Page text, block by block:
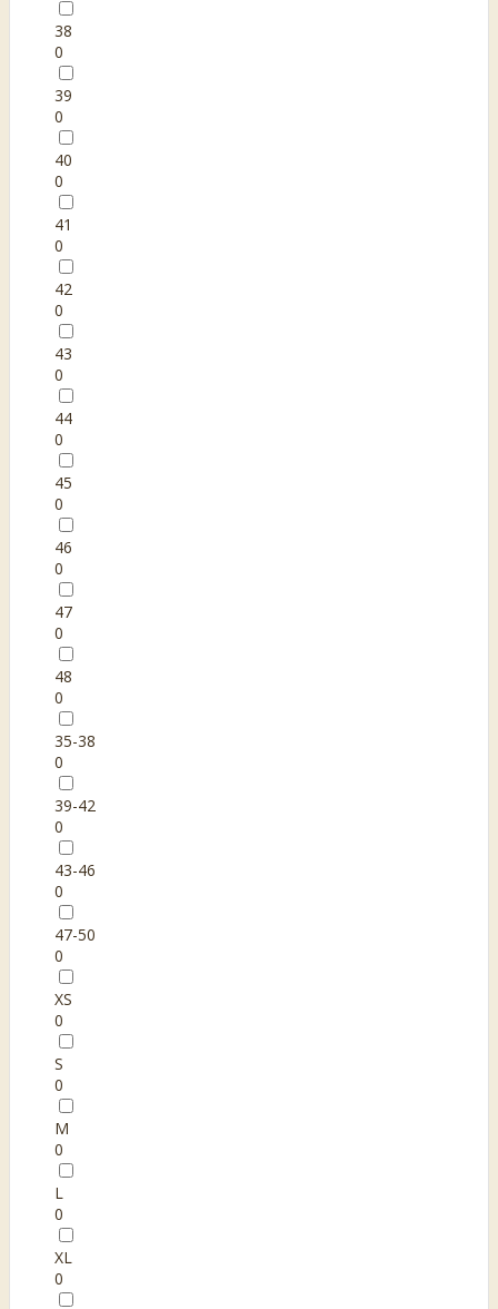
38
0
39
0
40
0
41
0
42
0
43
0
44
0
45
0
46
0
47
0
48
0
35-38
0
39-42
0
43-46
0
47-50
0
XS
0
S
0
M
0
L
0
XL
0